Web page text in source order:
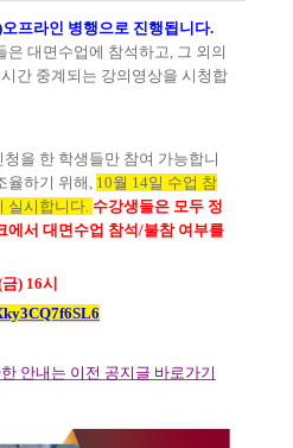
오프라인 병행으로 진행됩니다.
은 대면수업에 참석하고, 그 외의
간 중계되는 강의영상을 시청합
을 한 학생들만 참여 가능합니
율하기 위해 , 10월 14일 수업 참
실시합니다. 수강생들은 모두 정
에서 대면수업 참석 /불참 여부를
금) 16시
안내는 이전 공지글 바로가기